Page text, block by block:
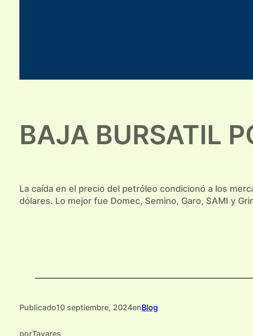
BAJA BURSATIL
La caída en el precio del petróleo condicionó a los
dólares. Lo mejor fue Domec, Semino, Garo, SAMI y
Publicado10 septiembre, 2024enBlog
porTavares